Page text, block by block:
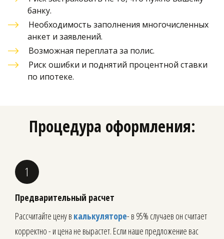
банку.
Необходимость заполнения многочисленных
анкет и заявлений.
Возможная переплата за полис.
Риск ошибки и поднятий процентной ставки
по ипотеке.
Процедура оформления:
Предварительный расчет
Рассчитайте цену в калькуляторе- в 95% случаев он считает
корректно - и цена не вырастет. Если наше предложение вас